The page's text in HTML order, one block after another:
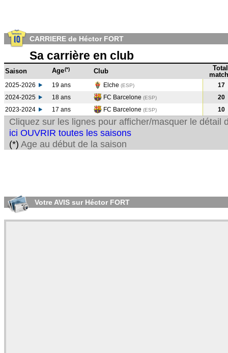
CARRIERE de Héctor FORT
Sa carrière en club
Saison Age(*) Club
Total
2025-2026 19 ans Elche (ESP)
17
2024-2025
18 ans FC Barcelone (ESP)
20
2023-2024
17 ans FC Barcelone (ESP) 10
Cliquez sur les lignes pour afficher/masquer le détail
ici OUVRIR toutes les saisons
(*) Age au début de la saison
Votre AVIS sur Héctor FORT